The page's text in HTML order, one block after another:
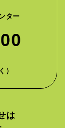
ター
）
は